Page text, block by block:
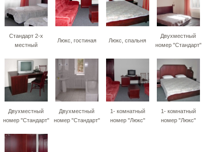
Стандарт 2-х
местный
Люкс, гостиная Люкс, спальня
Двухместный
номер "Стандарт"
Двухместный
номер "Стандарт"
Двухместный
номер "Стандарт"
1- комнатный
номер "Люкс"
1- комнатный
номер "Люкс"